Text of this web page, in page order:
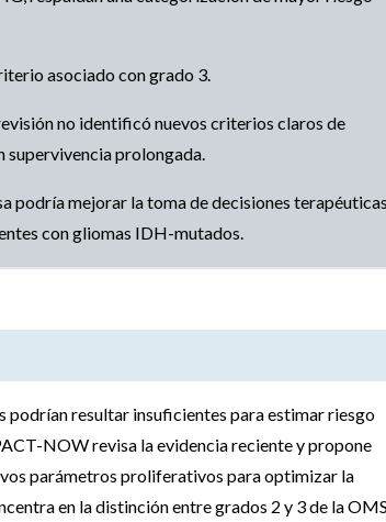
asociado con grado 3.
no identificó nuevos criterios claros de
supervivencia prolongada.
podría mejorar la toma de decisiones
con gliomas IDH-mutados.
resultar insuficientes para estimar riesgo
NOW revisa la evidencia reciente y propone
parámetros proliferativos para optimizar la
en la distinción entre grados 2 y 3 de la